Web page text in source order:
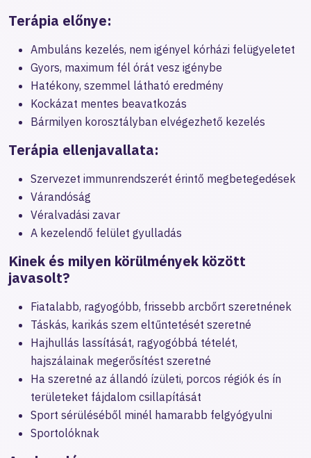
Terápia előnye:
Ambuláns kezelés, nem igényel kórházi felügyeletet
Gyors, maximum fél órát vesz igénybe
Hatékony, szemmel látható eredmény
Kockázat mentes beavatkozás
Bármilyen korosztályban elvégezhető kezelés
Terápia ellenjavallata:
Szervezet immunrendszerét érintő megbetegedések
Várandóság
Véralvadási zavar
A kezelendő felület gyulladás
Kinek és milyen körülmények között
javasolt?
Fiatalabb, ragyogóbb, frissebb arcbőrt szeretnének
Táskás, karikás szem eltűntetését szeretné
Hajhullás lassítását, ragyogóbbá tételét,
hajszálainak megerősítést szeretné
Ha szeretné az állandó ízületi, porcos régiók és ín
területeket fájdalom csillapítását
Sport sérüléséből minél hamarabb felgyógyulni
Sportolóknak